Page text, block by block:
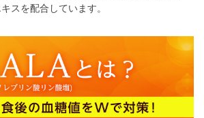
スを配合しています。